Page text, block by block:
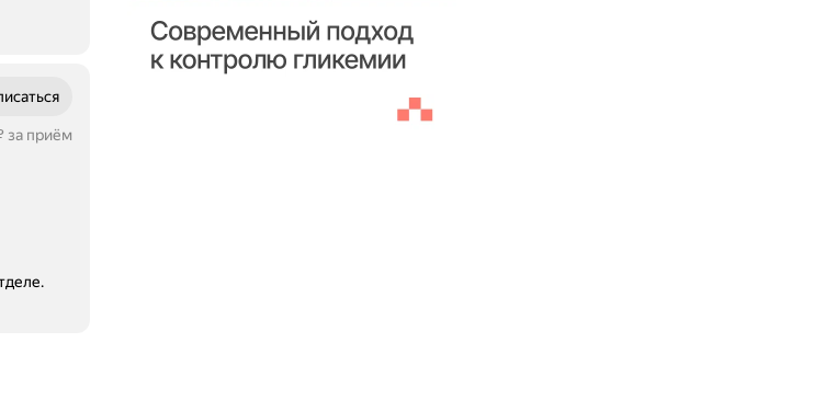
за приём